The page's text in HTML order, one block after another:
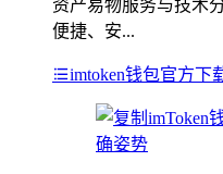
资产易物服务与技术
便捷、安...
imtoken钱包官方下